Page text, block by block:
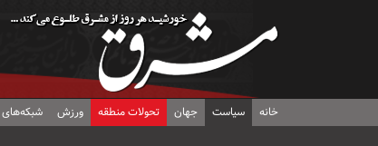
خانه سیاست جهان تحولات منطقه ورزش شبکه‌های